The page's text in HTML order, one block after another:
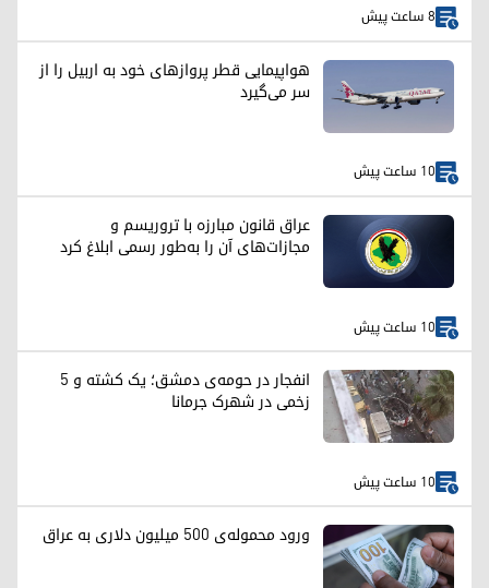
8 ساعت پیش
هواپیمایی قطر پروازهای خود به اربیل را از
سر می‌گیرد
10 ساعت پیش
عراق قانون مبارزه با تروریسم و
مجازات‌های آن را به‌طور رسمی ابلاغ کرد
10 ساعت پیش
انفجار در حومه‌ی دمشق؛ یک کشته و ۵
زخمی در شهرک جرمانا
10 ساعت پیش
ورود محموله‌ی ۵۰۰ میلیون دلاری به عراق